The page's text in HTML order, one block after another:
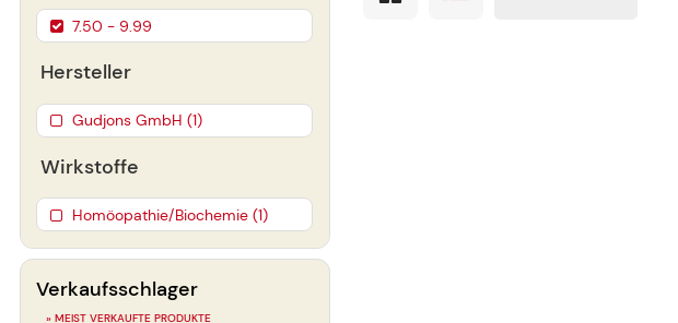
7.50 - 9.99
Hersteller
Gudjons GmbH (1)
Wirkstoffe
Homöopathie/Biochemie (1)
Verkaufsschlager
» MEIST VERKAUFTE PRODUKTE